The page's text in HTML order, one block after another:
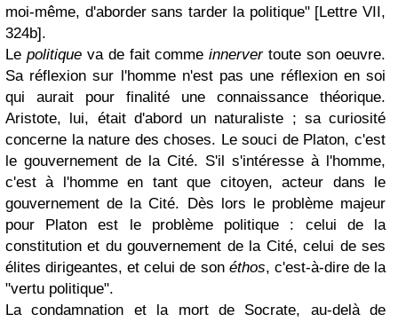
moi-même, d'aborder sans tarder la politique" [Lettre VII,
324b].
Le politiqueva de fait commeinnervertoute son oeuvre.
Sa réflexion sur l'homme n'est pas une réflexion en soi
qui aurait pour finalité une connaissance théorique.
Aristote, lui, était d'abord un naturaliste ; sa curiosité
concerne la nature des choses. Le souci de Platon, c'est
le gouvernement de la Cité. S'il s'intéresse à l'homme,
c'est à l'homme en tant que citoyen, acteur dans le
gouvernement de la Cité. Dès lors le problème majeur
pour Platon est le problème politique : celui de la
constitution et du gouvernement de la Cité, celui de ses
élites dirigeantes, et celui de son éthos, c'est-à-dire de la
"vertu politique".
La condamnation et la mort de Socrate, au-delà de